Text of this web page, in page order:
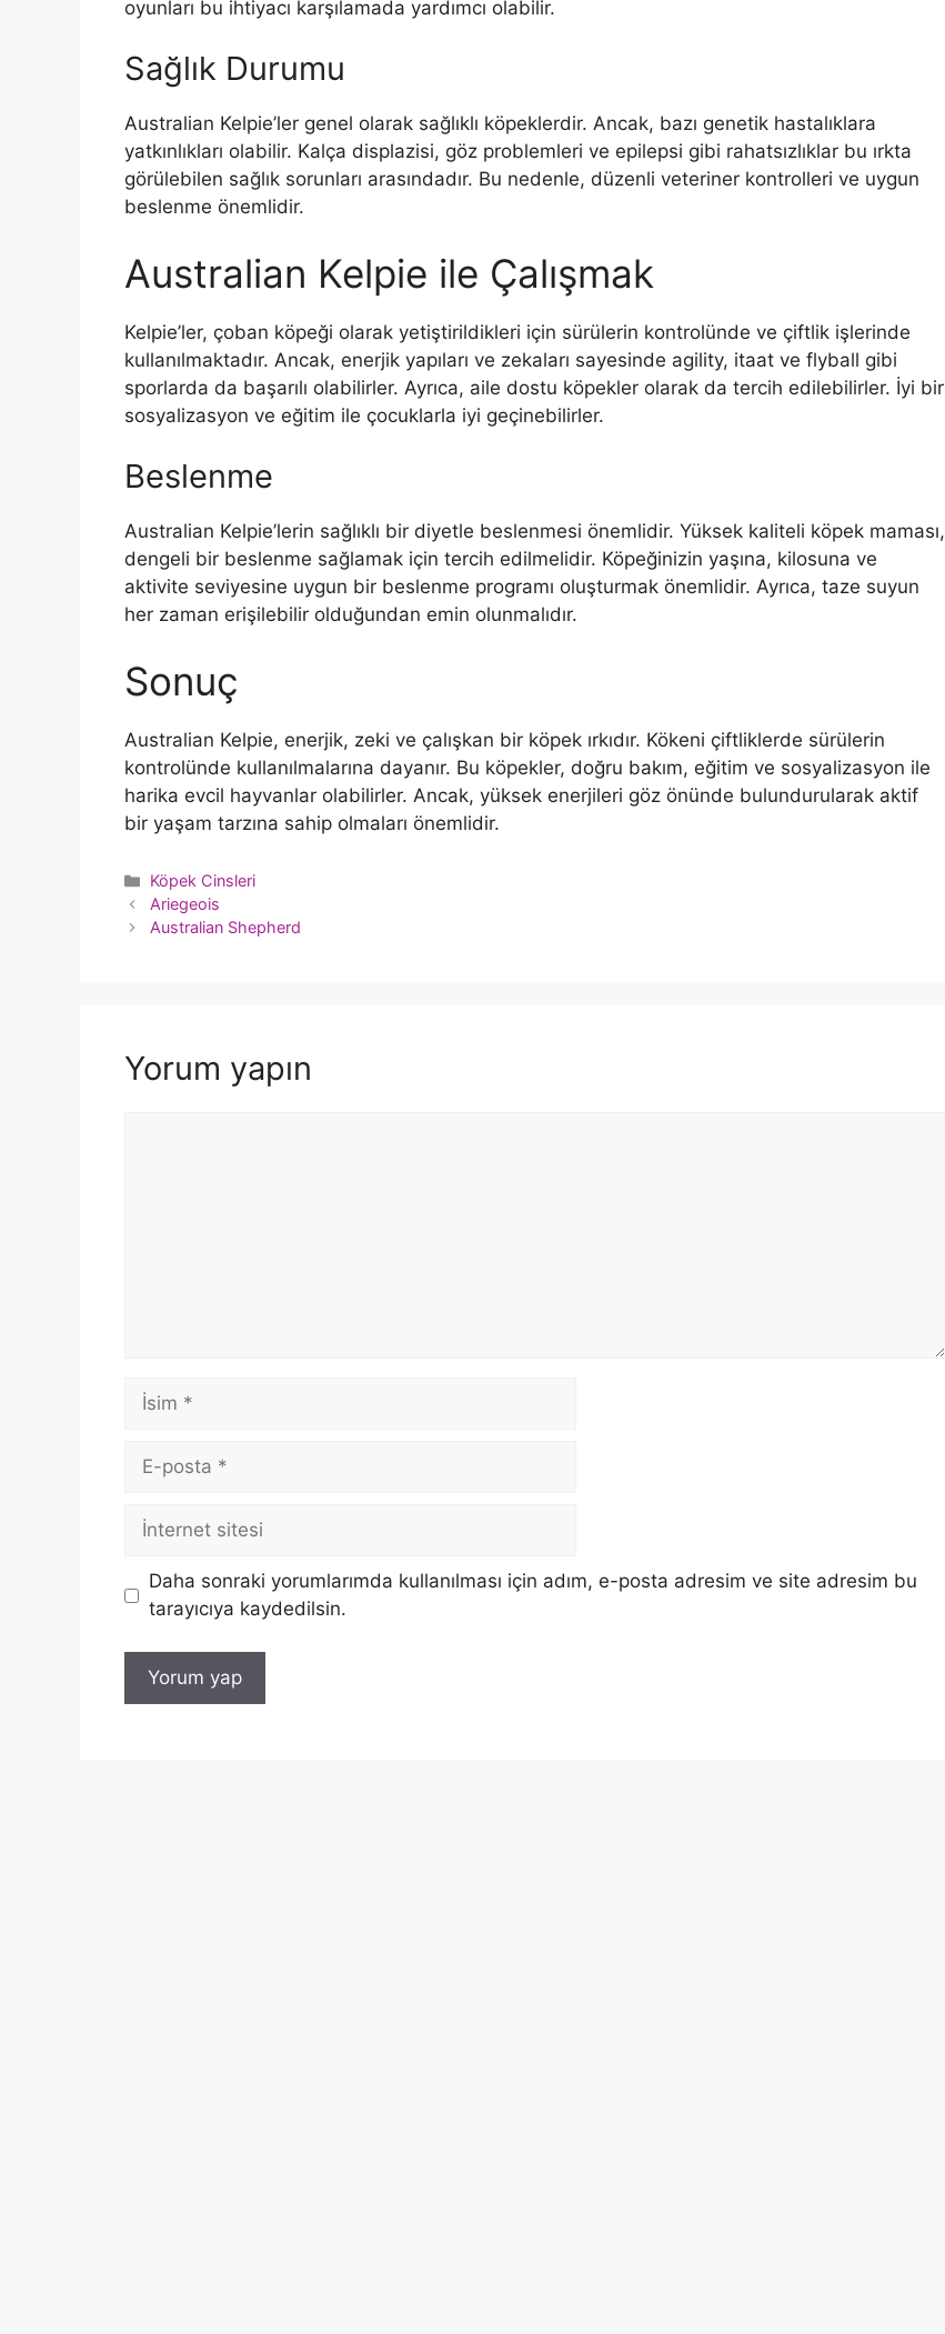
oyunları bu ihtiyacı karşılamada yardımcı olabilir.
Sağlık Durumu
Australian Kelpie’ler genel olarak sağlıklı köpeklerdir. Ancak, bazı genetik hastalıklara
yatkınlıkları olabilir. Kalça displazisi, göz problemleri ve epilepsi gibi rahatsızlıklar bu ırkta
görülebilen sağlık sorunları arasındadır. Bu nedenle, düzenli veteriner kontrolleri ve uygun
beslenme önemlidir.
Australian Kelpie ile Çalışmak
Kelpie’ler, çoban köpeği olarak yetiştirildikleri için sürülerin kontrolünde ve çiftlik işlerinde
kullanılmaktadır. Ancak, enerjik yapıları ve zekaları sayesinde agility, itaat ve flyball gibi
sporlarda da başarılı olabilirler. Ayrıca, aile dostu köpekler olarak da tercih edilebilirler. İyi bir
sosyalizasyon ve eğitim ile çocuklarla iyi geçinebilirler.
Beslenme
Australian Kelpie’lerin sağlıklı bir diyetle beslenmesi önemlidir. Yüksek kaliteli köpek maması,
dengeli bir beslenme sağlamak için tercih edilmelidir. Köpeğinizin yaşına, kilosuna ve
aktivite seviyesine uygun bir beslenme programı oluşturmak önemlidir. Ayrıca, taze suyun
her zaman erişilebilir olduğundan emin olunmalıdır.
Sonuç
Australian Kelpie, enerjik, zeki ve çalışkan bir köpek ırkıdır. Kökeni çiftliklerde sürülerin
kontrolünde kullanılmalarına dayanır. Bu köpekler, doğru bakım, eğitim ve sosyalizasyon ile
harika evcil hayvanlar olabilirler. Ancak, yüksek enerjileri göz önünde bulundurularak aktif
bir yaşam tarzına sahip olmaları önemlidir.
Kategoriler
Köpek Cinsleri
Ariegeois
Australian Shepherd
Yorum yapın
İsim
posta
İnternet
Daha sonraki yorumlarımda kullanılması için adım, e-posta adresim ve site adresim bu
tarayıcıya kaydedilsin.